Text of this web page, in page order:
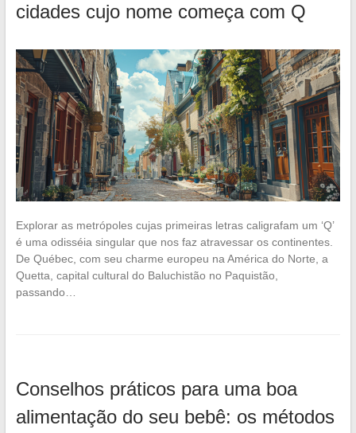
cidades cujo nome começa com Q
Explorar as metrópoles cujas primeiras letras caligrafam um ‘Q’
é uma odisséia singular que nos faz atravessar os continentes.
De Québec, com seu charme europeu na América do Norte, a
Quetta, capital cultural do Baluchistão no Paquistão,
passando…
Conselhos práticos para uma boa
alimentação do seu bebê: os métodos